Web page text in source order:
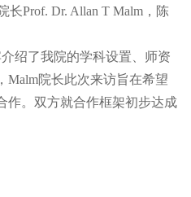
长Prof. Dr. Allan T Malm，陈
绍了我院的学科设置、师资
Malm院长此次来访旨在希望
作。双方就合作框架初步达成